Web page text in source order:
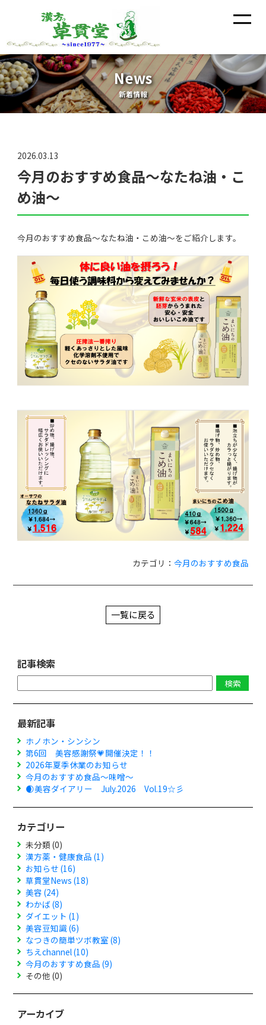
News
新着情報
2026.03.13
今月のおすすめ食品～なたね油・こ
め油～
今月のおすすめ食品～なたね油・こめ油～をご紹介します。
カテゴリ： 今月のおすすめ食品
一覧に戻る
記事検索
最新記事
ホノホン・シンシン
第6回 美容感謝祭💗開催決定！！
2026年夏季休業のお知らせ
今月のおすすめ食品～味噌～
🌒美容ダイアリー July.2026 Vol.19☆彡
カテゴリー
未分類 (0)
漢方薬・健康食品 (1)
お知らせ (16)
草貫堂News (18)
美容 (24)
わかば (8)
ダイエット (1)
美容豆知識 (6)
なつきの簡単ツボ教室 (8)
ちえchannel (10)
今月のおすすめ食品 (9)
その他 (0)
アーカイブ